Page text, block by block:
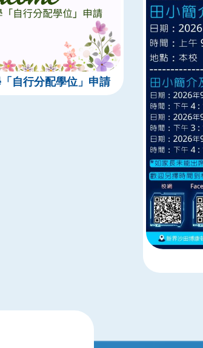
自行分配學位」申請